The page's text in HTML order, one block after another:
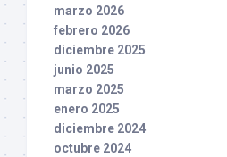
marzo 2026
febrero 2026
diciembre 2025
junio 2025
marzo 2025
enero 2025
diciembre 2024
octubre 2024